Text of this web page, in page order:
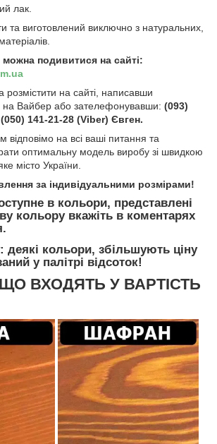
лак.
та виготовлений виключно з натуральних,
подивитися на сайті:
на сайті, написавши
на Вайбер або зателефонувавши: (093)
141-21-28 (Viber) Євген.
відповімо на всі ваші питання та
оптимальну модель виробу зі швидкою
місто України.
за індивідуальними розмірами!
в кольори, представлені
кольору вкажіть в коментарях
деякі кольори, збільшують ціну
у палітрі відсоток!
ВХОДЯТЬ У ВАРТІСТЬ